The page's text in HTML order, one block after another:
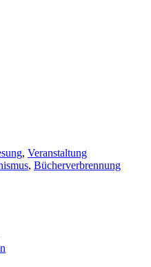
, Veranstaltung
, Bücherverbrennung